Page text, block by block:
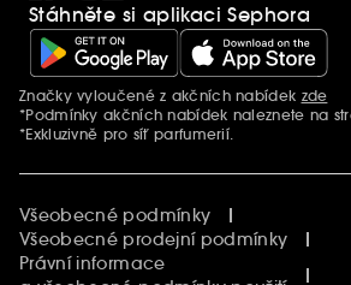
Black Friday
Cyber Monday
Vánoce
Stáhněte si aplikaci Sephora
Další informace
Značky vyloučené z akčních nabídek zde
*Podmínky akčních nabídek naleznete na
*Exkluzivně pro síť parfumerií.
Všeobecné podmínky
Všeobecné prodejní podmínky
Právní informace